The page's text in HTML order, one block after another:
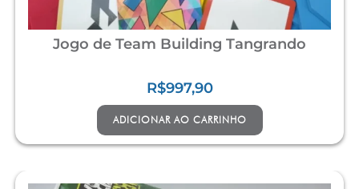
Jogo de Team Building Tangrando
R$997,90
ADICIONAR AO CARRINHO